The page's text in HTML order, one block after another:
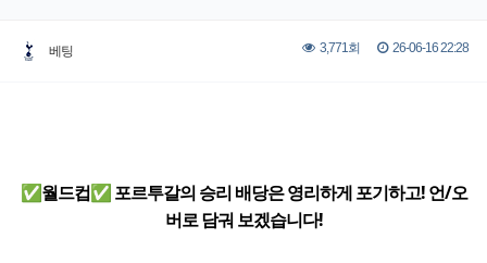
베팅 3,771회 26-06-16 22:28
✅월드컵✅ 포르투갈의 승리 배당은 영리하게 포기하고! 언/오
버로 담궈 보겠습니다!